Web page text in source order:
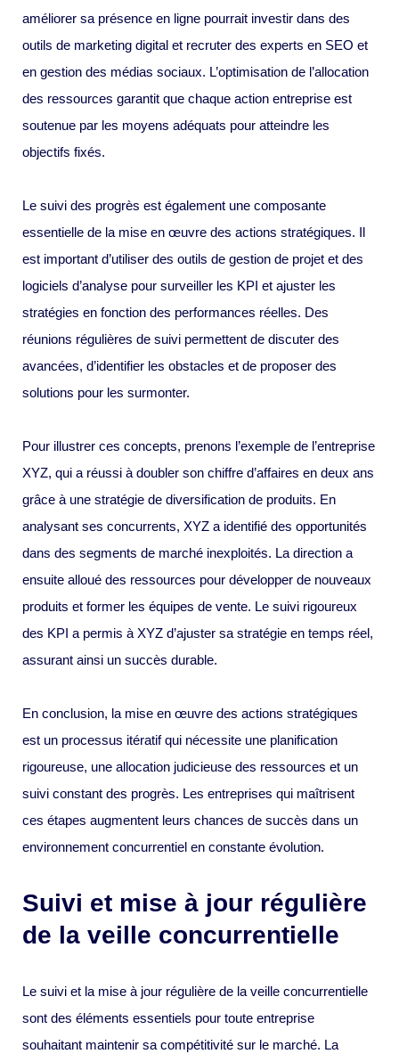
améliorer sa présence en ligne pourrait investir dans des
outils de marketing digital et recruter des experts en SEO et
en gestion des médias sociaux. L’optimisation de l’allocation
des ressources garantit que chaque action entreprise est
soutenue par les moyens adéquats pour atteindre les
objectifs fixés.
Le suivi des progrès est également une composante
essentielle de la mise en œuvre des actions stratégiques. Il
est important d’utiliser des outils de gestion de projet et des
logiciels d’analyse pour surveiller les KPI et ajuster les
stratégies en fonction des performances réelles. Des
réunions régulières de suivi permettent de discuter des
avancées, d’identifier les obstacles et de proposer des
solutions pour les surmonter.
Pour illustrer ces concepts, prenons l’exemple de l’entreprise
XYZ, qui a réussi à doubler son chiffre d’affaires en deux ans
grâce à une stratégie de diversification de produits. En
analysant ses concurrents, XYZ a identifié des opportunités
dans des segments de marché inexploités. La direction a
ensuite alloué des ressources pour développer de nouveaux
produits et former les équipes de vente. Le suivi rigoureux
des KPI a permis à XYZ d’ajuster sa stratégie en temps réel,
assurant ainsi un succès durable.
En conclusion, la mise en œuvre des actions stratégiques
est un processus itératif qui nécessite une planification
rigoureuse, une allocation judicieuse des ressources et un
suivi constant des progrès. Les entreprises qui maîtrisent
ces étapes augmentent leurs chances de succès dans un
environnement concurrentiel en constante évolution.
Suivi et mise à jour régulière
de la veille concurrentielle
Le suivi et la mise à jour régulière de la veille concurrentielle
sont des éléments essentiels pour toute entreprise
souhaitant maintenir sa compétitivité sur le marché. La